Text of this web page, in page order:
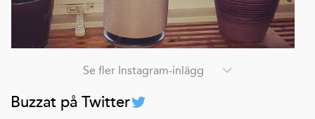
Se fler Instagram-inlägg
Buzzat på Twitter